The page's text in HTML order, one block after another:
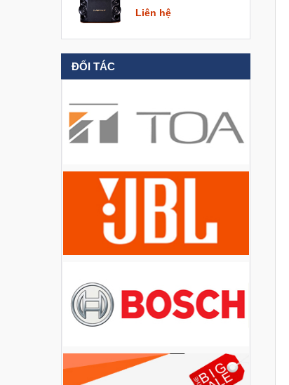
Liên hệ
Loa Party House KT510
Liên hệ
Loa Party House PH12
Liên hệ
Loa Party House PH10
Loa Party House AP12
Loa Party House AP10
ĐỐI TÁC